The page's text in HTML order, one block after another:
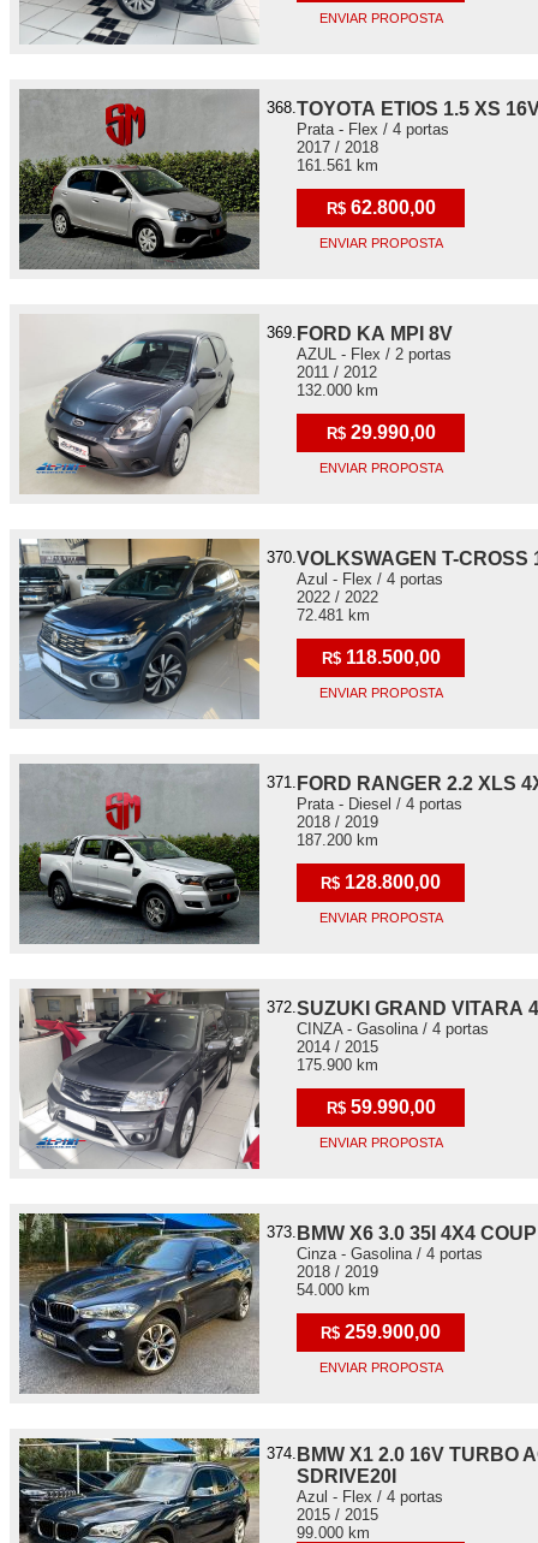
ENVIAR PROPOSTA
368.TOYOTA ETIOS 1.5 XS
Prata - Flex / 4 portas
2017 / 2018
161.561 km
R$ 62.800,00
ENVIAR PROPOSTA
369. FORD KA MPI 8V
AZUL - Flex / 2 portas
2011 / 2012
132.000 km
R$ 29.990,00
ENVIAR PROPOSTA
370.VOLKSWAGEN T-CROSS
Azul - Flex / 4 portas
2022 / 2022
72.481 km
R$ 118.500,00
ENVIAR PROPOSTA
371. FORD RANGER 2.2 XLS
Prata - Diesel / 4 portas
2018 / 2019
187.200 km
R$ 128.800,00
ENVIAR PROPOSTA
372.SUZUKI GRAND VITARA
CINZA - Gasolina / 4 portas
2014 / 2015
175.900 km
R$ 59.990,00
ENVIAR PROPOSTA
373. BMW X6 3.0 35I 4X4
Cinza - Gasolina / 4 portas
2018 / 2019
54.000 km
R$ 259.900,00
ENVIAR PROPOSTA
374. BMW X1 2.0 16V TURBO
SDRIVE20I
Azul - Flex / 4 portas
2015 / 2015
99.000 km